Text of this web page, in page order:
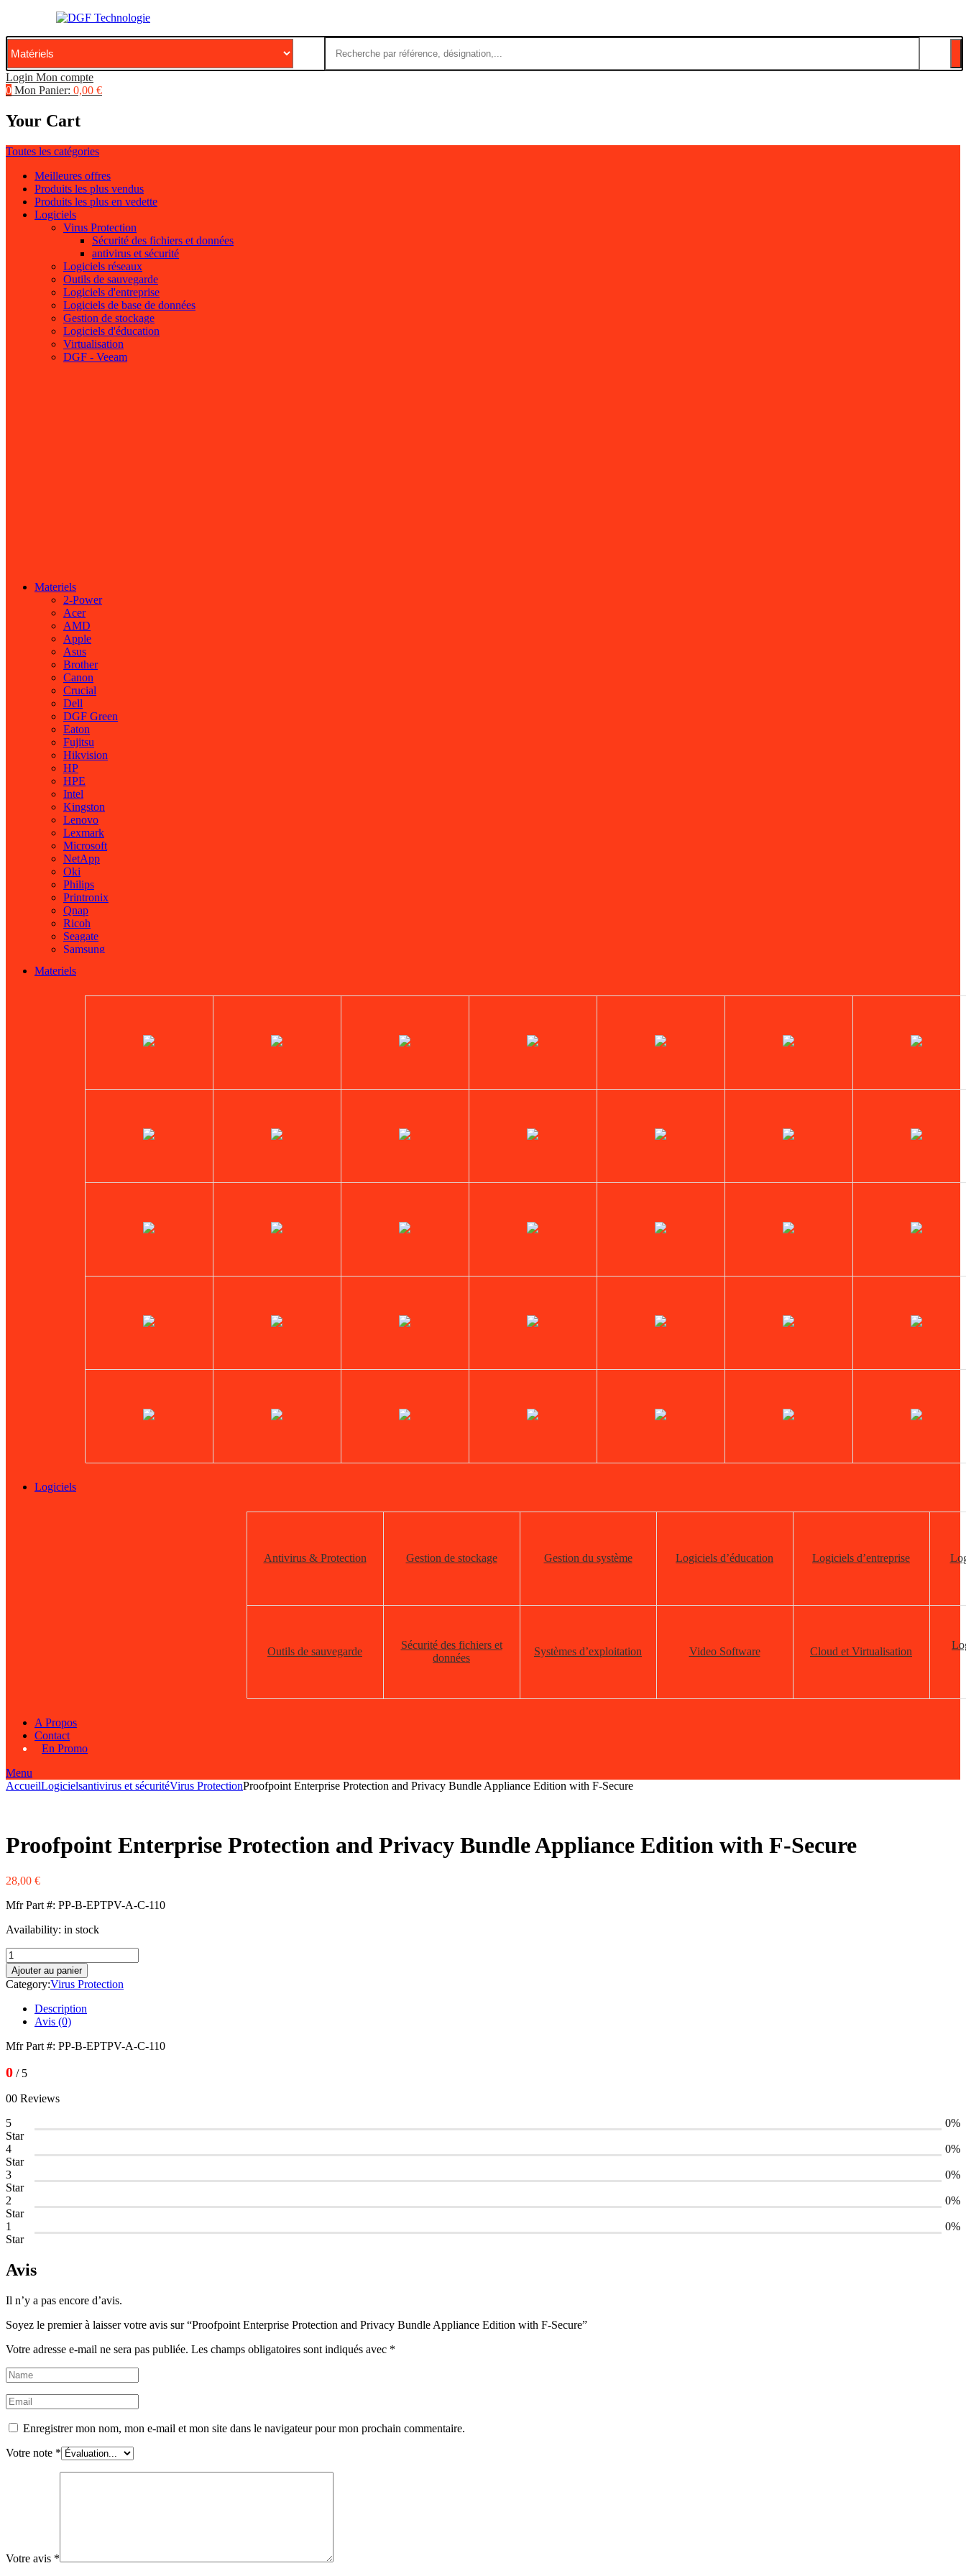
Login Mon compte
0 Mon Panier: 0,00 €
Your Cart
Toutes les catégories
Meilleures offres
Produits les plus vendus
Produits les plus en vedette
Logiciels
Virus Protection
Sécurité des fichiers et données
antivirus et sécurité
Logiciels réseaux
Outils de sauvegarde
Logiciels d'entreprise
Logiciels de base de données
Gestion de stockage
Logiciels d'éducation
Virtualisation
DGF - Veeam
Materiels
2-Power
Acer
AMD
Apple
Asus
Brother
Canon
Crucial
Dell
DGF Green
Eaton
Fujitsu
Hikvision
HP
HPE
Intel
Kingston
Lenovo
Lexmark
Microsoft
NetApp
Oki
Philips
Printronix
Qnap
Ricoh
Seagate
Samsung
Sharp
Materiels
Logiciels
Antivirus & Protection Gestion de stockage Gestion du système Logiciels d’éducation Logiciels d’entreprise
Outils de sauvegarde
Sécurité des fichiers et
données
Systèmes d’exploitation Video Software Cloud et Virtualisation
A Propos
Contact
En Promo
Menu
AccueilLogicielsantivirus et sécuritéVirus ProtectionProofpoint Enterprise Protection and Privacy Bundle Appliance Edition with F-Secure
Proofpoint Enterprise Protection and Privacy Bundle Appliance Edition with F-Secure
28,00 €
Mfr Part #: PP-B-EPTPV-A-C-110
Availability: in stock
quantité
de
Proofpoint
Enterprise
Protection
Privacy
Bundle
Edition
F-
Ajouter au panier
Category:Virus Protection
Description
Avis (0)
Mfr Part #: PP-B-EPTPV-A-C-110
0 / 5
00 Reviews
5
Star
0%
4
Star
0%
3
Star
0%
2
Star
0%
1
Star
0%
Avis
Il n’y a pas encore d’avis.
Soyez le premier à laisser votre avis sur “Proofpoint Enterprise Protection and Privacy Bundle Appliance Edition with F-Secure”
Votre adresse e-mail ne sera pas publiée. Les champs obligatoires sont indiqués avec *
Enregistrer mon nom, mon e-mail et mon site dans le navigateur pour mon prochain commentaire.
Votre note *
Votre avis *